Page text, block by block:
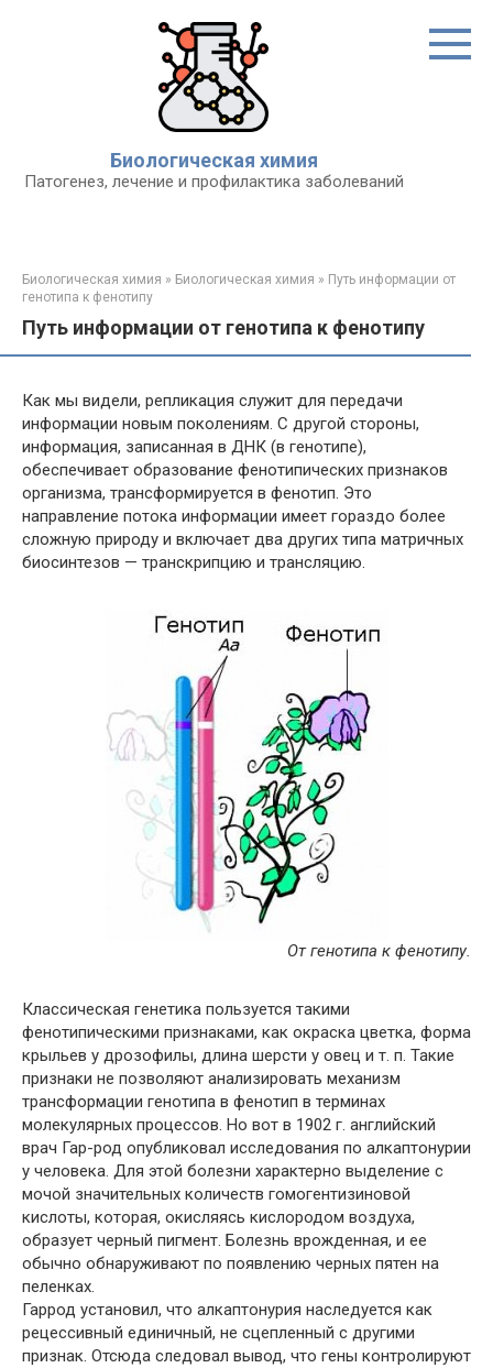
Биологическая химия
Патогенез, лечение и профилактика заболеваний
Биологическая химия » Биологическая химия » Путь информации от
генотипа к фенотипу
Путь информации от генотипа к фенотипу
Как мы видели, репликация служит для передачи
информации новым поколениям. С другой стороны,
информация, записанная в ДНК (в генотипе),
обеспечивает образование фенотипических признаков
организма, трансформируется в фенотип. Это
направление потока информации имеет гораздо более
сложную природу и включает два других типа матричных
биосинтезов — транскрипцию и трансляцию.
От генотипа к фенотипу.
Классическая генетика пользуется такими
фенотипическими признаками, как окраска цветка, форма
крыльев у дрозофилы, длина шерсти у овец и т. п. Такие
признаки не позволяют анализировать механизм
трансформации генотипа в фенотип в терминах
молекулярных процессов. Но вот в 1902 г. английский
врач Гар-род опубликовал исследования по алкаптонурии
у человека. Для этой болезни характерно выделение с
мочой значительных количеств гомогентизиновой
кислоты, которая, окисляясь кислородом воздуха,
образует черный пигмент. Болезнь врожденная, и ее
обычно обнаруживают по появлению черных пятен на
пеленках.
Гаррод установил, что алкаптонурия наследуется как
рецессивный единичный, не сцепленный с другими
признак. Отсюда следовал вывод, что гены контролируют